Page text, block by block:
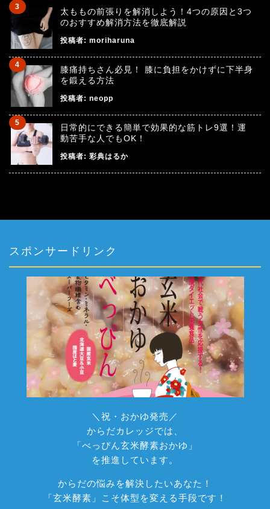
太ももの前張りを解消しよう！4つの原因と3つ
のおすすめ解消方法を徹底解説
投稿者: moriharuna
膝痛持ちさん必見！ 膝に負担をかけずに下半身
を鍛える方法
投稿者: neopp
日常的にできる簡単で効果的な筋トレ9選！運
動苦手な人でもOK！
投稿者: 彩典はるか
スポンサードリンク
＼祝・おかゆ発売／
からだカレッジでは、
「べっぴん玄米酵素おかゆ」
を推進しています。
からだの悩みを解決したいあなた！
「玄米酵素」こそ体型を変える手段です！